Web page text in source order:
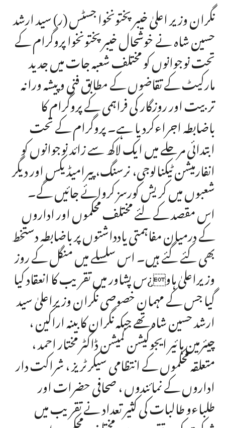
نگران وزیر اعلیٰ خیبر پختونخوا جسٹس (ر) سید ارشد
حسین شاہ نے خوشحال خیبرپختونخوا پروگرام کے
تحت نوجوانوں کو مختلف شعبہ جات میں جدید
مارکیٹ کے تقاضوں کے مطابق فنی و پیشہ ورانہ
تربیت اور روزگار کی فراہمی کے پروگرام کا
باضابطہ اجراءکردیا ہے۔ پروگرام کے تحت
ابتدائی مرحلے میں ایک لاکھ سے زائد نوجوانوں کو
انفارمیشن ٹیکنالوجی، نرسنگ، پیرامیڈیکس اور دیگر
شعبوں میں کریش کورسز کروائے جائیں گے۔
اس مقصد کے لئے مختلف محکموں اور اداروں
کے درمیان مفاہمتی یادداشتوں پر باضابطہ دستخط
بھی کئے گئے ہیں۔ اس سلسلے میں منگل کے روز
وزیراعلیٰ ہاو¿س پشاور میں تقریب کا انعقاد کیا
گیا جس کے مہمان خصوصی نگران وزیراعلیٰ سید
ارشد حسین شاہ تھے جبکہ نگران کابینہ اراکین ،
چیئرمین ہائیر ایجوکیشن کمیشن ڈاکٹر مختار احمد ،
متعلقہ محکموں کے انتظامی سیکرٹریز ، شراکت دار
اداروں کے نمائندوں ، صحافی حضرات اور
طلباءو طالبات کی کثیر تعداد نے تقریب میں